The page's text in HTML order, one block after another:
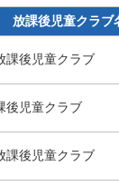
放課後児童クラブ
課後児童クラブ
後児童クラブ
課後児童クラブ